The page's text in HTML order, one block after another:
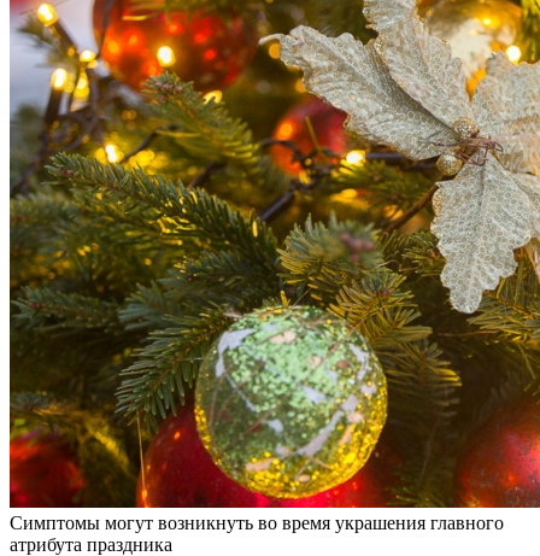
Симптомы могут возникнуть во время украшения главного
атрибута праздника